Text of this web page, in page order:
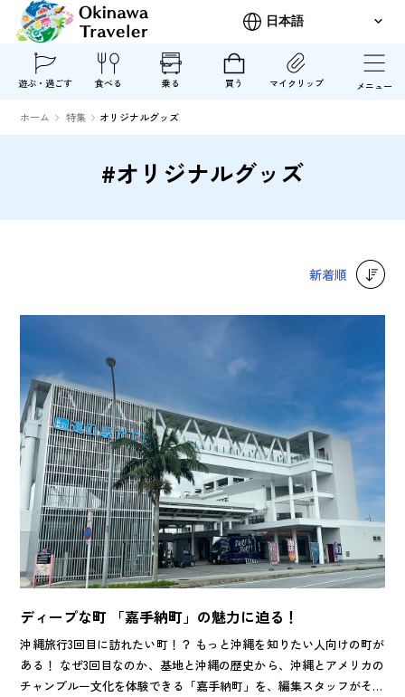
遊ぶ・過ごす 食べる 乗る 買う マイクリップ メニュー
ホーム 特集 オリジナルグッズ
#オリジナルグッズ
新着順
ディープな町 「嘉手納町」の魅力に迫る！
沖縄旅行3回目に訪れたい町！？ もっと沖縄を知りたい人向けの町が
ある！ なぜ3回目なのか、基地と沖縄の歴史から、沖縄とアメリカの
チャンプルー文化を体験できる「嘉手納町」を、編集スタッフがその